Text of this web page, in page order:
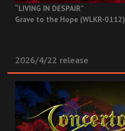
“LIVING IN DESPAIR”
Grave to the Hope (WLKR-0112)
2026/4/22 release